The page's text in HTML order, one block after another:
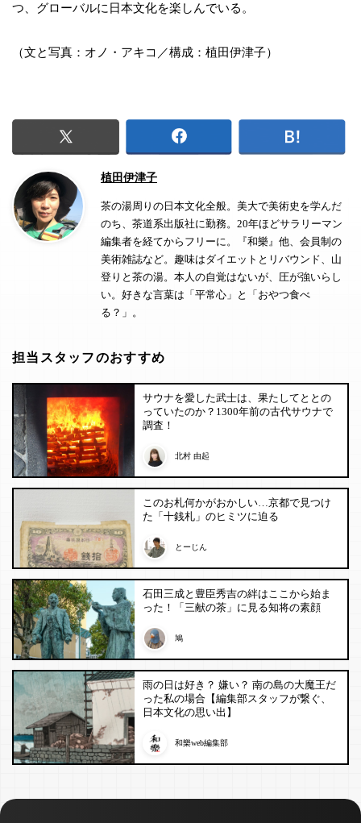
つ、グローバルに日本文化を楽しんでいる。
（文と写真：オノ・アキコ／構成：植田伊津子）
植田伊津子
茶の湯周りの日本文化全般。美大で美術史を学んだ
のち、茶道系出版社に勤務。20年ほどサラリーマン
編集者を経てからフリーに。『和樂』他、会員制の
美術雑誌など。趣味はダイエットとリバウンド、山
登りと茶の湯。本人の自覚はないが、圧が強いらし
い。好きな言葉は「平常心」と「おやつ食べ
る？」。
担当スタッフのおすすめ
サウナを愛した武士は、果たしてととの
っていたのか？1300年前の古代サウナで
調査！
北村 由起
このお札何かがおかしい…京都で見つけ
た「十銭札」のヒミツに迫る
とーじん
石田三成と豊臣秀吉の絆はここから始ま
った！「三献の茶」に見る知将の素顔
鳩
雨の日は好き？ 嫌い？ 南の島の大魔王だ
った私の場合【編集部スタッフが繋ぐ、
日本文化の思い出】
和樂web編集部